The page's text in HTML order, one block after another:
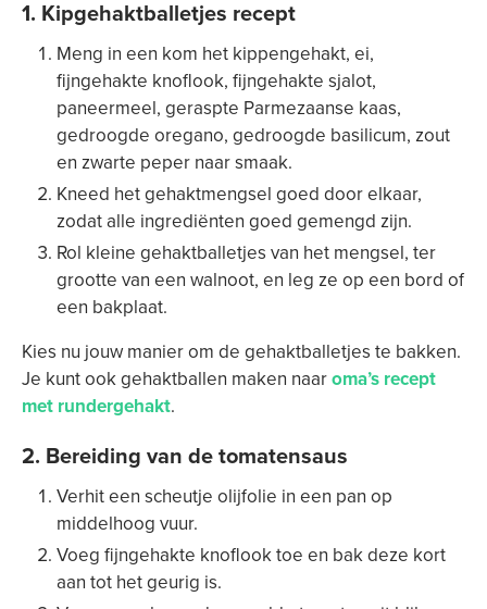
1. Kipgehaktballetjes recept
Meng in een kom het kippengehakt, ei,
fijngehakte knoflook, fijngehakte sjalot,
paneermeel, geraspte Parmezaanse kaas,
gedroogde oregano, gedroogde basilicum, zout
en zwarte peper naar smaak.
Kneed het gehaktmengsel goed door elkaar,
zodat alle ingrediënten goed gemengd zijn.
Rol kleine gehaktballetjes van het mengsel, ter
grootte van een walnoot, en leg ze op een bord of
een bakplaat.
Kies nu jouw manier om de gehaktballetjes te bakken.
Je kunt ook gehaktballen maken naaroma’s recept
met rundergehakt.
2. Bereiding van de tomatensaus
Verhit een scheutje olijfolie in een pan op
middelhoog vuur.
Voeg fijngehakte knoflook toe en bak deze kort
aan tot het geurig is.